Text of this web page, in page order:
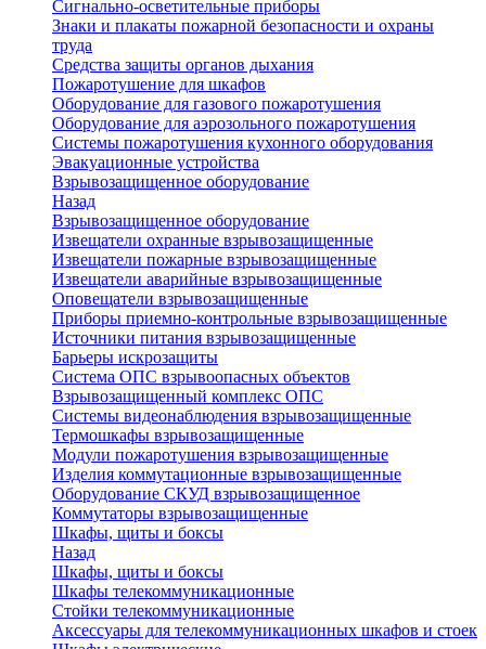
Сигнально-осветительные приборы
Знаки и плакаты пожарной безопасности и охраны
труда
Средства защиты органов дыхания
Пожаротушение для шкафов
Оборудование для газового пожаротушения
Оборудование для аэрозольного пожаротушения
Системы пожаротушения кухонного оборудования
Эвакуационные устройства
Взрывозащищенное оборудование
Назад
Взрывозащищенное оборудование
Извещатели охранные взрывозащищенные
Извещатели пожарные взрывозащищенные
Извещатели аварийные взрывозащищенные
Оповещатели взрывозащищенные
Приборы приемно-контрольные взрывозащищенные
Источники питания взрывозащищенные
Барьеры искрозащиты
Система ОПС взрывоопасных объектов
Взрывозащищенный комплекс ОПС
Системы видеонаблюдения взрывозащищенные
Термошкафы взрывозащищенные
Модули пожаротушения взрывозащищенные
Изделия коммутационные взрывозащищенные
Оборудование СКУД взрывозащищенное
Коммутаторы взрывозащищенные
Шкафы, щиты и боксы
Назад
Шкафы, щиты и боксы
Шкафы телекоммуникационные
Стойки телекоммуникационные
Аксессуары для телекоммуникационных шкафов и стоек